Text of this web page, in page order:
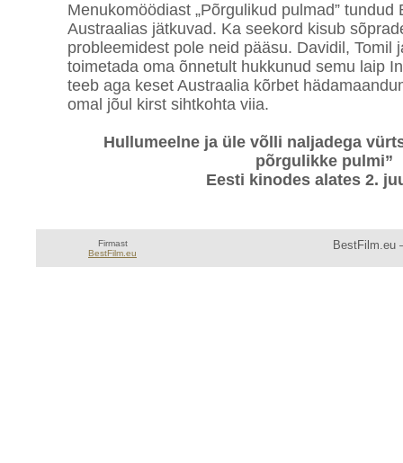
Menukomöödiast „Põrgulikud pulmad” tundud
Austraalias jätkuvad. Ka seekord kisub
probleemidest pole neid pääsu. Davidil, Tomil
toimetada oma õnnetult hukkunud semu laip
teeb aga keset Austraalia kõrbet
omal jõul kirst sihtkohta viia.
Hullumeelne ja üle võlli naljadega
põrgulikke pulmi”
Eesti kinodes alates 2.
Firmast
BestFilm.eu
BestFilm.eu